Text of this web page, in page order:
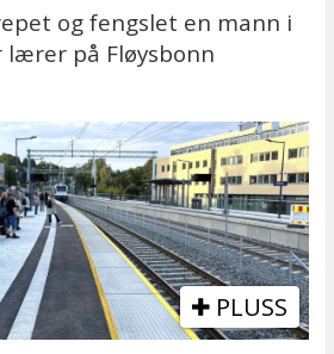
og fengslet en mann i
lærer på Fløysbonn
PLUSS